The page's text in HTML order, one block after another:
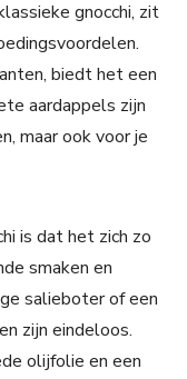
gnocchi, zit
biedt het een
aardappels zijn
maar ook voor je
is dat het zich zo
smaken en
salieboter of een
zijn eindeloos.
olijfolie en een